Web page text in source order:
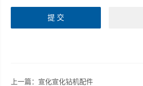
上一篇： 宣化宣化钻机配件